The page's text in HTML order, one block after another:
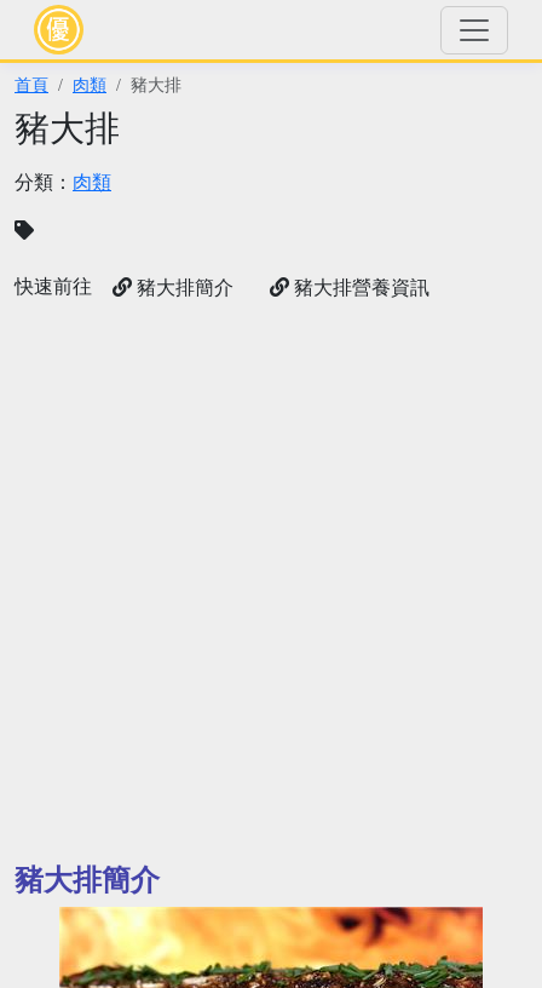
首頁 肉類 豬大排
豬大排
分類： 肉類
快速前往 豬大排簡介 豬大排營養資訊
豬大排簡介